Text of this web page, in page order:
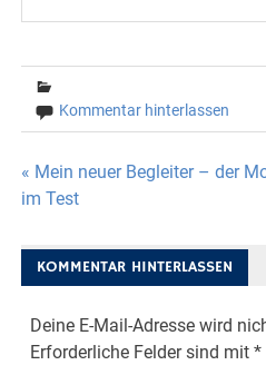
Kommentar hinterlassen
« Mein neuer Begleiter – der
im Test
KOMMENTAR HINTERLASSEN
Deine E-Mail-Adresse wird
Erforderliche Felder sind mit*